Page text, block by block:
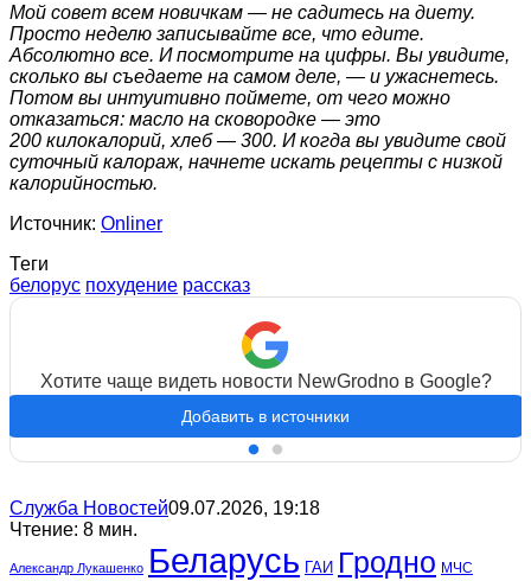
Мой совет всем новичкам — не садитесь на диету.
Просто неделю записывайте все, что едите.
Абсолютно все. И посмотрите на цифры. Вы увидите,
сколько вы съедаете на самом деле, — и ужаснетесь.
Потом вы интуитивно поймете, от чего можно
отказаться: масло на сковородке — это
200 килокалорий, хлеб — 300. И когда вы увидите свой
суточный калораж, начнете искать рецепты с низкой
калорийностью.
Источник: Onliner
Теги
белорус похудение рассказ
Хотите чаще видеть новости NewGrodno в Google?
Добавить в источники
Служба Новостей09.07.2026, 19:18
Чтение: 8 мин.
Александр Лукашенко Беларусь ГАИ Гродно МЧС